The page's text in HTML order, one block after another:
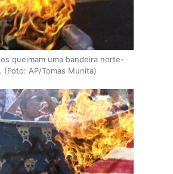
queimam uma bandeira norte-
(Foto: AP/Tomas Munita)